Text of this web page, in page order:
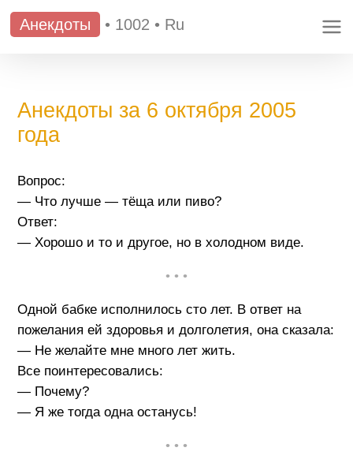
Анекдоты • 1002 • Ru
Анекдоты за 6 октября 2005
года
Вопрос:
— Что лучше — тёща или пиво?
Ответ:
— Хорошо и то и другое, но в холодном виде.
• • •
Одной бабке исполнилось сто лет. В ответ на
пожелания ей здоровья и долголетия, она сказала:
— Не желайте мне много лет жить.
Все поинтересовались:
— Почему?
— Я же тогда одна останусь!
• • •